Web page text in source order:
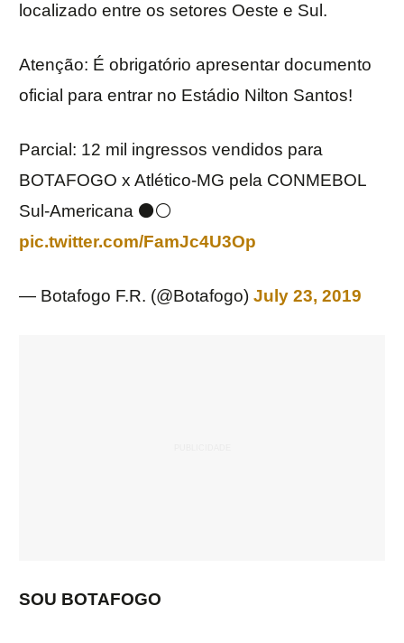
localizado entre os setores Oeste e Sul.
Atenção: É obrigatório apresentar documento
oficial para entrar no Estádio Nilton Santos!
Parcial: 12 mil ingressos vendidos para
BOTAFOGO x Atlético-MG pela CONMEBOL
Sul-Americana ⚫️⚪️
pic.twitter.com/FamJc4U3Op
— Botafogo F.R. (@Botafogo) July 23, 2019
SOU BOTAFOGO